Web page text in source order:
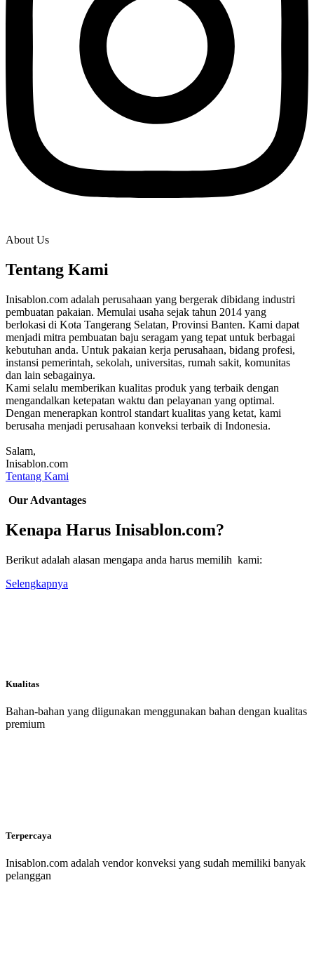
About Us
Tentang Kami
Inisablon.com adalah perusahaan yang bergerak dibidang industri
pembuatan pakaian. Memulai usaha sejak tahun 2014 yang
berlokasi di Kota Tangerang Selatan, Provinsi Banten. Kami dapat
menjadi mitra pembuatan baju seragam yang tepat untuk berbagai
kebutuhan anda. Untuk pakaian kerja perusahaan, bidang profesi,
instansi pemerintah, sekolah, universitas, rumah sakit, komunitas
dan lain sebagainya.
Kami selalu memberikan kualitas produk yang terbaik dengan
mengandalkan ketepatan waktu dan pelayanan yang optimal.
Dengan menerapkan kontrol standart kualitas yang ketat, kami
berusaha menjadi perusahaan konveksi terbaik di Indonesia.
Salam,
Inisablon.com
Tentang Kami
Our Advantages
Kenapa Harus Inisablon.com?
Berikut adalah alasan mengapa anda harus memilih kami:
Selengkapnya
Kualitas
Bahan-bahan yang diigunakan menggunakan bahan dengan kualitas
premium
Terpercaya
Inisablon.com adalah vendor konveksi yang sudah memiliki banyak
pelanggan